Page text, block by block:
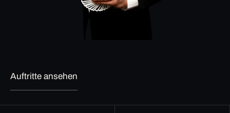
Auftritte ansehen